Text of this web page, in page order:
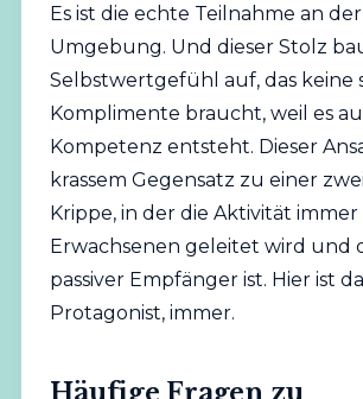
Es ist die echte Teilnahme an
Umgebung. Und dieser Stolz
Selbstwertgefühl auf, das keine
Komplimente braucht, weil es
Kompetenz entsteht. Dieser
krassem Gegensatz zu einer
Krippe, in der die Aktivität immer
Erwachsenen geleitet wird und
passiver Empfänger ist. Hier ist
Protagonist, immer.